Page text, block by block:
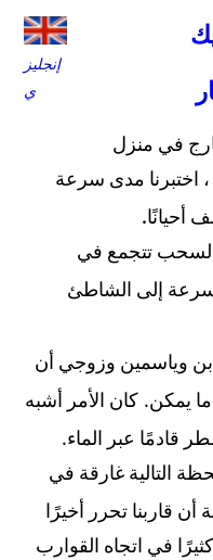
إنجليز
ي
في منزل
اختبرنا مدى سرعة
أحيانًا.
تتجمع في
إلى الشاطئ
وياسمين وزوجي أن
يمكن.كان الأمر أشبه
قادمًا عبر الماء.
التالية غارقة في
أن قاربنا تحرر أخيرًا
في اتجاه القوارب